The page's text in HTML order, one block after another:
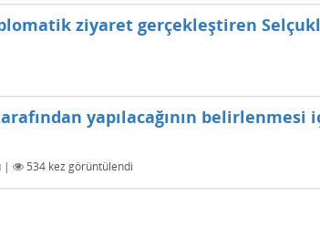
ziyaret gerçekleştiren
yapılacağının belirlenmesi
| 534 kez görüntülendi